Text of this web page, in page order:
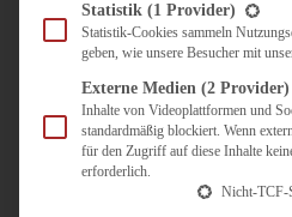
ÜBER MICH
ZUSAMMENARBEIT
Statistik (1 Provider)
Statistik-Cookies sammeln
geben, wie unsere Besucher mit
Externe Medien (2 Provider)
Inhalte von Videoplattformen und
standardmäßig blockiert. Wenn
für den Zugriff auf diese Inhalte
erforderlich.
Nicht-TCF-